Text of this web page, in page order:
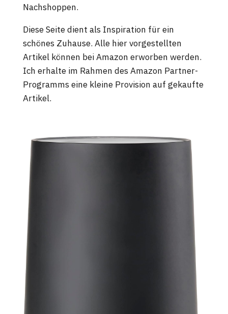
Nachshoppen.
Diese Seite dient als Inspiration für ein
schönes Zuhause. Alle hier vorgestellten
Artikel können bei Amazon erworben werden.
Ich erhalte im Rahmen des Amazon Partner-
Programms eine kleine Provision auf gekaufte
Artikel.